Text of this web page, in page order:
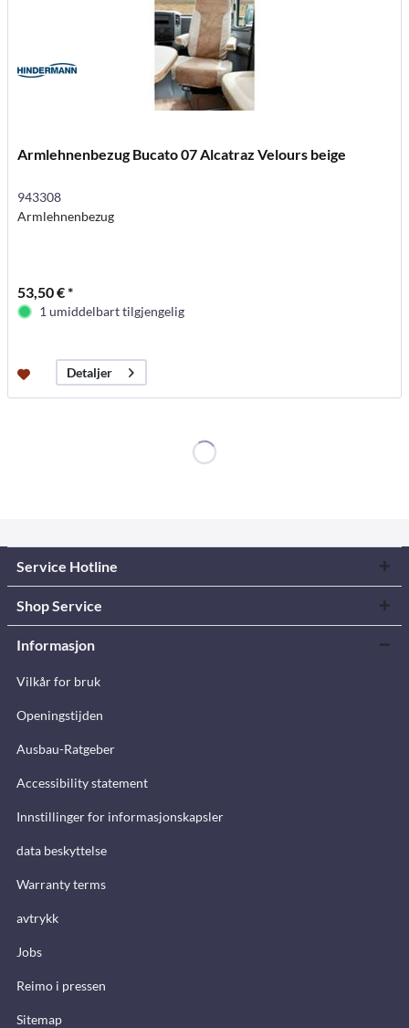
Armlehnenbezug Bucato 07 Alcatraz Velours beige
943308
Armlehnenbezug
53,50 € *
1 umiddelbart tilgjengelig
Detaljer
Service Hotline
Shop Service
Informasjon
Vilkår for bruk
Openingstijden
Ausbau-Ratgeber
Accessibility statement
Innstillinger for informasjonskapsler
data beskyttelse
Warranty terms
avtrykk
Jobs
Reimo i pressen
Sitemap